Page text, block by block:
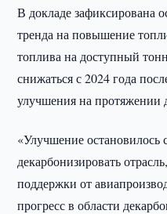
В докладе зафиксирована
тренда на повышение
топлива на доступный
снижаться с 2024 года
улучшения на протяжении
«Улучшение
декарбонизировать
поддержки от
прогресс в области